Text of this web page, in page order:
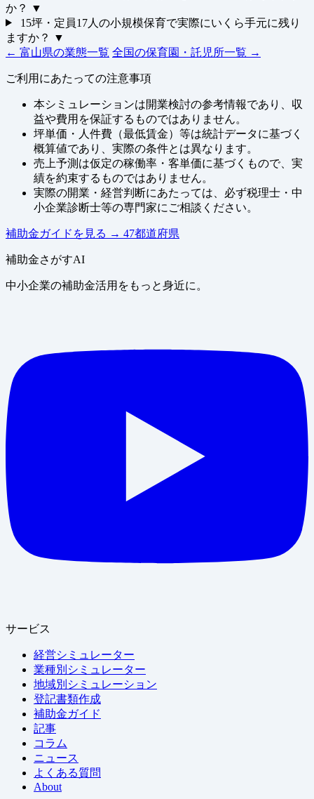
か？
▼
15坪・定員17人の小規模保育で実際にいくら手元に残り
ますか？
▼
← 富山県の業態一覧 全国の保育園・託児所一覧 →
ご利用にあたっての注意事項
本シミュレーションは開業検討の参考情報であり、収
益や費用を保証するものではありません。
坪単価・人件費（最低賃金）等は統計データに基づく
概算値であり、実際の条件とは異なります。
売上予測は仮定の稼働率・客単価に基づくもので、実
績を約束するものではありません。
実際の開業・経営判断にあたっては、必ず税理士・中
小企業診断士等の専門家にご相談ください。
補助金ガイドを見る → 47都道府県
補助金さがすAI
中小企業の補助金活用をもっと身近に。
サービス
経営シミュレーター
業種別シミュレーター
地域別シミュレーション
登記書類作成
補助金ガイド
記事
コラム
ニュース
よくある質問
About